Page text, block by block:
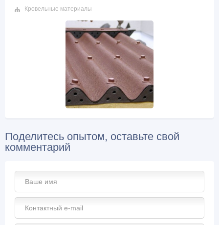
Кровельные материалы
Поделитесь опытом, оставьте свой
комментарий